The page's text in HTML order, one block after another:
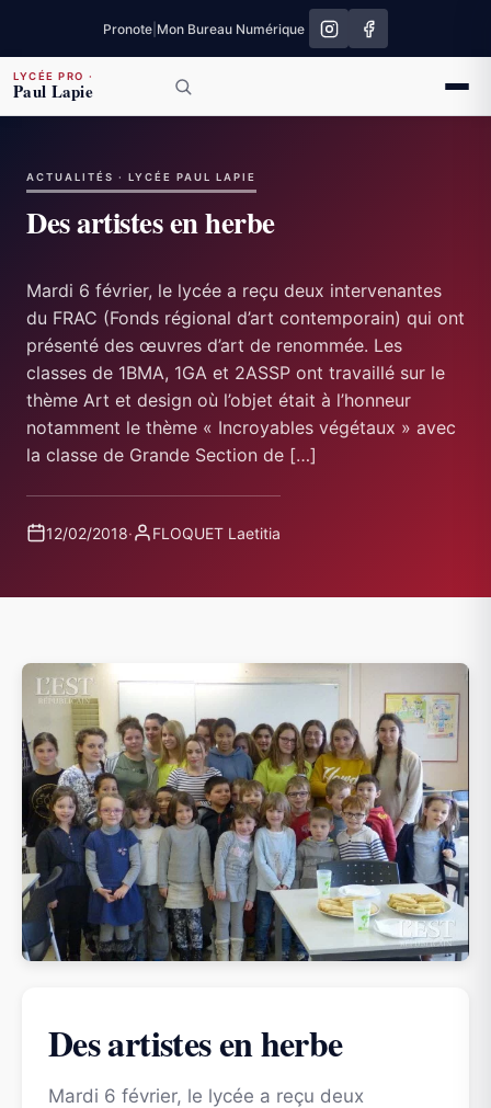
Pronote Mon Bureau Numérique
LYCÉE PRO ·
Paul Lapie
ACTUALITÉS · LYCÉE PAUL LAPIE
Des artistes en herbe
Mardi 6 février, le lycée a reçu deux intervenantes
du FRAC (Fonds régional d’art contemporain) qui ont
présenté des œuvres d’art de renommée. Les
classes de 1BMA, 1GA et 2ASSP ont travaillé sur le
thème Art et design où l’objet était à l’honneur
notamment le thème « Incroyables végétaux » avec
la classe de Grande Section de […]
12/02/2018· FLOQUET Laetitia
Des artistes en herbe
Mardi 6 février, le lycée a reçu deux